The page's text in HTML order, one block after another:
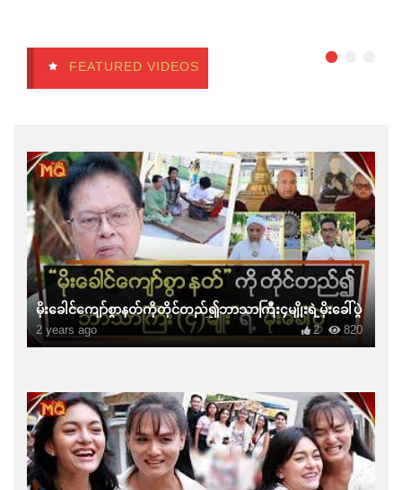
FEATURED VIDEOS
မိုးခေါင်ကျော်စွာနတ်ကိုတိုင်တည်၍ဘာသာကြီး၄မျိုးရဲ့မိုးခေါ်ပွဲ
2 years ago 820
2